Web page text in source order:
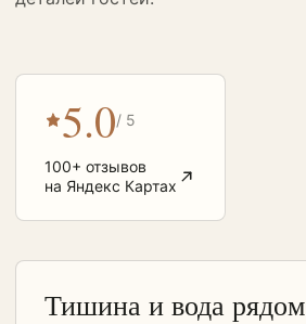
5.0/ 5
100+ отзывов
на Яндекс Картах
Тишина и вода рядом